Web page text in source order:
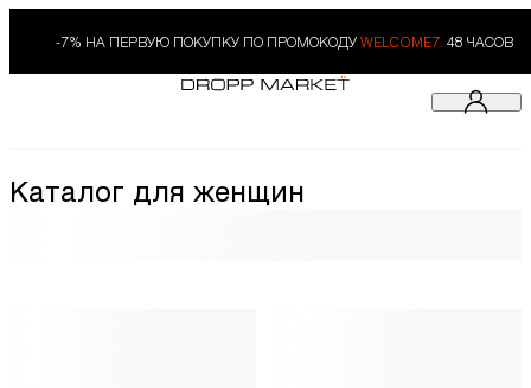
-7% НА ПЕРВУЮ ПОКУПКУ ПО ПРОМОКОДУ WELCOME7. 48 ЧАСОВ
Каталог для женщин